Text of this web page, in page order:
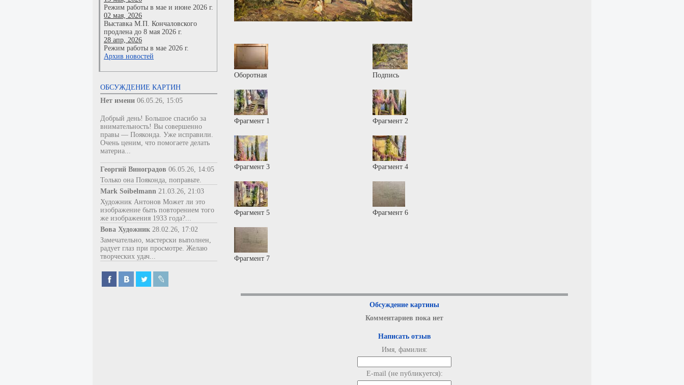
Режим работы в мае и июне 2026 г.
02 мая, 2026
Выставка М.П. Кончаловского
продлена до 8 мая 2026 г.
28 апр, 2026
Режим работы в мае 2026 г.
Архив новостей
ОБСУЖДЕНИЕ КАРТИН
Нет имени 06.05.26, 15:05
Добрый день! Большое спасибо за
внимательность! Вы совершенно
правы — Пояконда. Уже исправили.
Очень ценим, что помогаете делать
материа...
Георгий Виноградов 06.05.26, 14:05
Только она Пояконда, поправьте.
Mark Soibelmann 21.03.26, 21:03
Художник Антонов Может ли это
изображение быть повторением того
же изображения 1933 года?...
Вова Художник 28.02.26, 17:02
Замечательно, мастерски выполнен,
радует глаз при просмотре. Желаю
творческих удач...
Оборотная Подпись
Фрагмент 1 Фрагмент 2
Фрагмент 3 Фрагмент 4
Фрагмент 5 Фрагмент 6
Фрагмент 7
Обсуждение картины
Комментариев пока нет
Написать отзыв
Имя, фамилия:
E-mail (не публикуется):